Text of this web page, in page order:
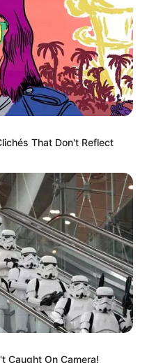
That Don't Reflect
Caught On Camera!